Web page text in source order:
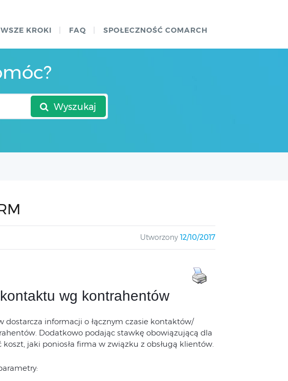
KROKI FAQ SPOŁECZNOŚĆ COMARCH
Wyszukaj
Utworzony 12/10/2017
wg kontrahentów
informacji o łącznym czasie kontaktów/
Dodatkowo podając stawkę obowiązującą dla
jaki poniosła firma w związku z obsługą klientów.